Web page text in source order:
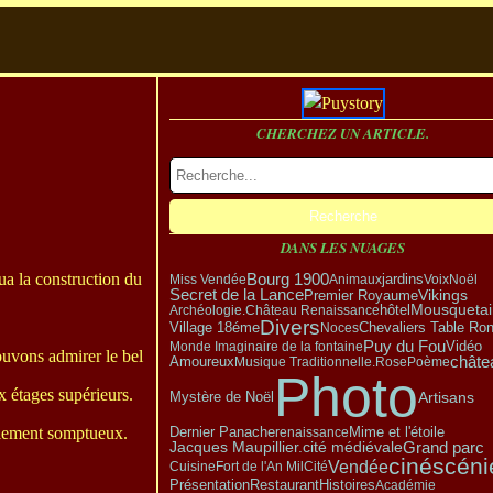
la construction du
admirer le bel
étages supérieurs.
somptueux.
CHERCHEZ UN ARTICLE.
DANS LES NUAGES
Miss Vendée Bourg 1900AnimauxjardinsVoixNoël
Secret de la LancePremier RoyaumeVikings
Archéologie. Château Renaissance hôtel
Village 18émeDiversNocesChevaliers Table
Monde Imaginaire de la fontainePuy du FouVidéo
Amoureux Musique Traditionnelle.Rose Poème
Mystère de Noël PhotoArtisans
Dernier Panacherenaissance Mime et l'étoile
Jacques Maupillier.cité médiévaleGrand parc
Cuisine Fort de l'An Mil CitéVendée
PrésentationRestaurantHistoiresAcadémie